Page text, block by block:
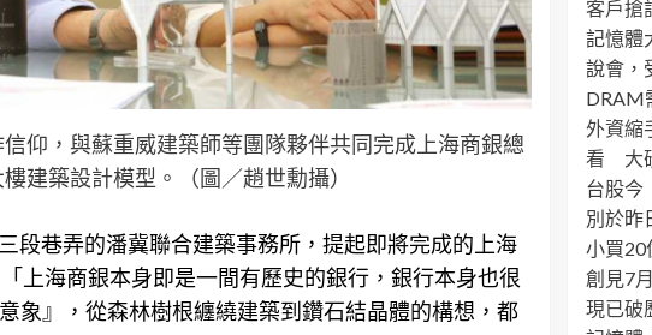
仰，與蘇重威建築師等團隊夥伴共同完成上海商銀總
建築設計模型。（圖／趙世勳攝）
段巷弄的潘冀聯合建築事務所，提起即將完成的上海
上海商銀本身即是一間有歷史的銀行 ，銀行本身也很
象』，從森林樹根纏繞建築到鑽石結晶體的構想，都
客戶搶
記憶體
說會，
DRAM
外資縮
看 大
台股今
別於昨
小買20
創見7
現已破